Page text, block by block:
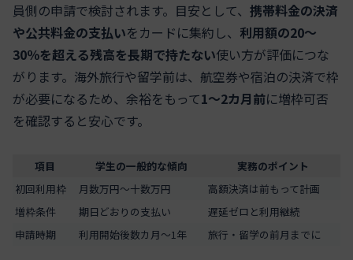
員側の申請で検討されます。目安として、 携帯料金の決済
や公共料金の支払いをカードに集約し、 利用額の20〜
30％を超える残高を長期で持たない使い方が評価につな
がります。海外旅行や留学前は、航空券や宿泊の決済で枠
が必要になるため、余裕をもって1〜2カ月前に増枠可否
を確認すると安心です。
項目 学生の一般的な傾向
実務のポイント
初回利用枠
月数万円〜十数万円
高額決済は前もって計画
増枠条件
期日どおりの支払い
遅延ゼロと利用継続
申請時期
利用開始後数カ月〜1年 旅行・留学の前月までに